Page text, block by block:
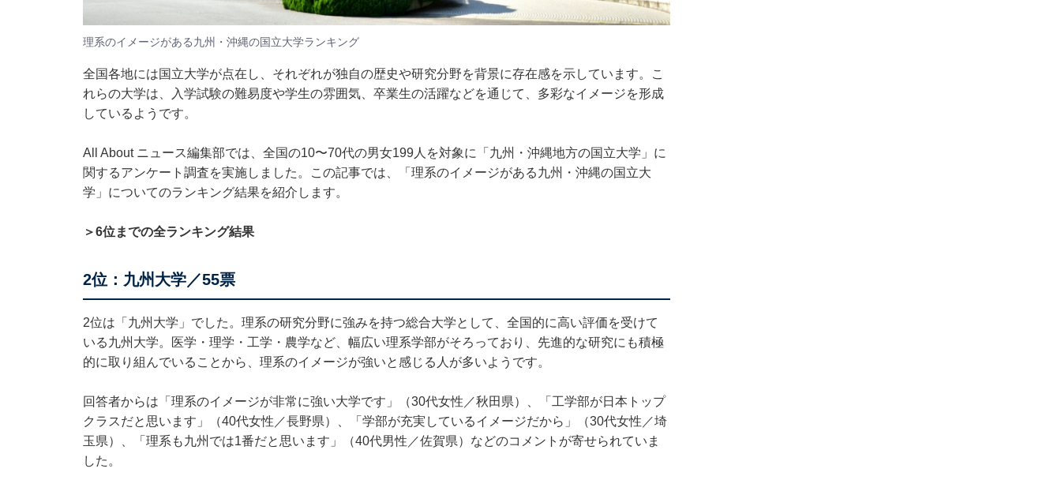
理系のイメージがある九州・沖縄の国立大学ランキング
全国各地には国立大学が点在し、それぞれが独自の歴史や研究分野を背景に存在感を示しています。こ
れらの大学は、入学試験の難易度や学生の雰囲気、卒業生の活躍などを通じて、多彩なイメージを形成
しているようです。
All About ニュース編集部では、全国の10〜70代の男女199人を対象に「九州・沖縄地方の国立大学」に
関するアンケート調査を実施しました。この記事では、「理系のイメージがある九州・沖縄の国立大
学」についてのランキング結果を紹介します。
＞6位までの全ランキング結果
2位：九州大学／55票
2位は「九州大学」でした。理系の研究分野に強みを持つ総合大学として、全国的に高い評価を受けて
いる九州大学。医学・理学・工学・農学など、幅広い理系学部がそろっており、先進的な研究にも積極
的に取り組んでいることから、理系のイメージが強いと感じる人が多いようです。
回答者からは「理系のイメージが非常に強い大学です」（30代女性／秋田県）、「工学部が日本トップ
クラスだと思います」（40代女性／長野県）、「学部が充実しているイメージだから」（30代女性／埼
玉県）、「理系も九州では1番だと思います」（40代男性／佐賀県）などのコメントが寄せられていま
した。